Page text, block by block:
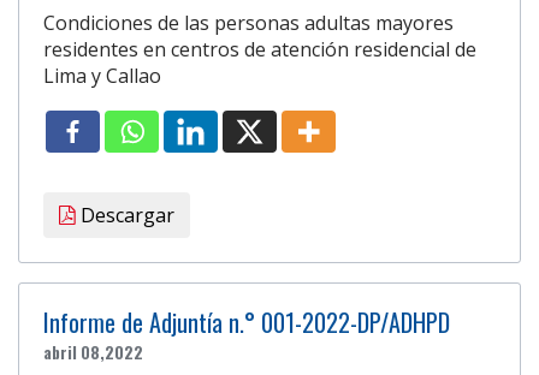
Condiciones de las personas adultas mayores
residentes en centros de atención residencial de
Lima y Callao
Descargar
Informe de Adjuntía n.° 001-2022-DP/ADHPD
abril 08,2022